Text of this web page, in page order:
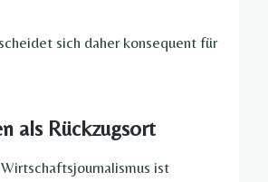
sich daher konsequent für
als Rückzugsort
ist